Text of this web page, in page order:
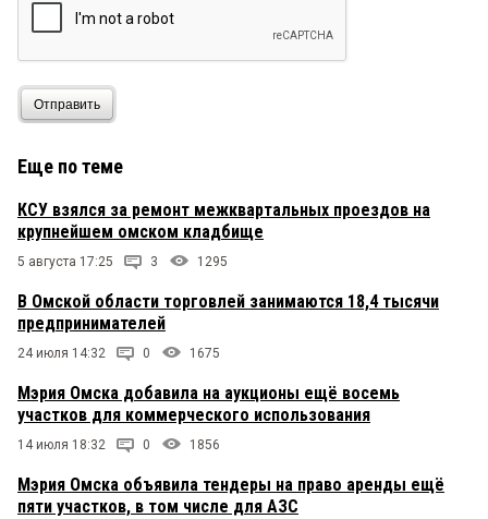
Отправить
Еще по теме
КСУ взялся за ремонт межквартальных проездов на
крупнейшем омском кладбище
5 августа 17:25 3 1295
В Омской области торговлей занимаются 18,4 тысячи
предпринимателей
24 июля 14:32 0 1675
Мэрия Омска добавила на аукционы ещё восемь
участков для коммерческого использования
14 июля 18:32 0 1856
Мэрия Омска объявила тендеры на право аренды ещё
пяти участков, в том числе для АЗС